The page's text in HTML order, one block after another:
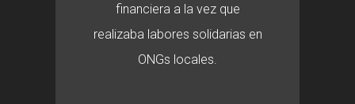
financiera a la vez que
realizaba labores solidarias en
ONGs locales.